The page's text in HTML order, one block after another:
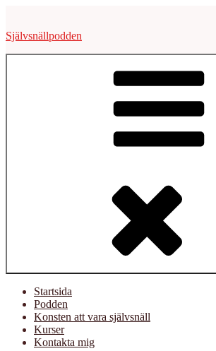
innehåll
Självsnällpodden
Startsida
Podden
Konsten att vara självsnäll
Kurser
Kontakta mig